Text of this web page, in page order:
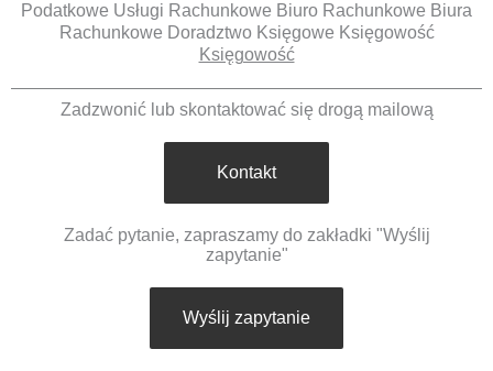
Podatkowe Usługi Rachunkowe Biuro Rachunkowe Biura
Rachunkowe Doradztwo Księgowe Księgowość
Księgowość
Zadzwonić lub skontaktować się drogą mailową
Kontakt
Zadać pytanie, zapraszamy do zakładki "Wyślij
zapytanie"
Wyślij zapytanie